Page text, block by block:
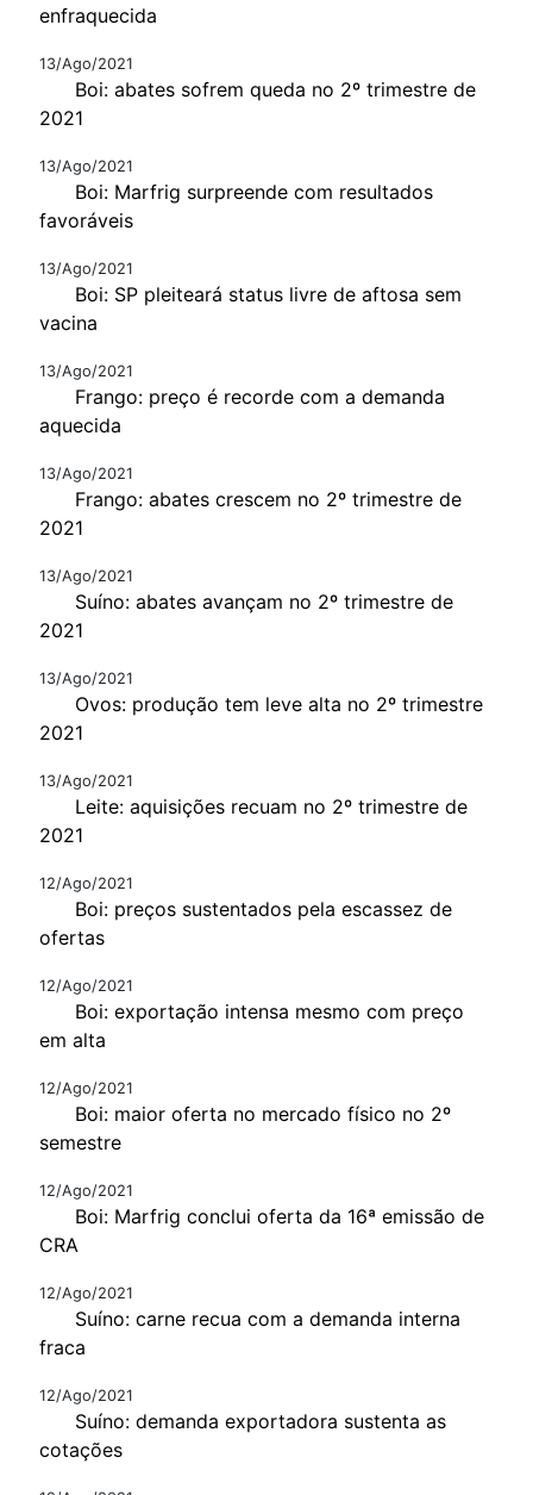
enfraquecida
13/Ago/2021
Boi: abates sofrem queda no 2º trimestre de
2021
13/Ago/2021
Boi: Marfrig surpreende com resultados
favoráveis
13/Ago/2021
Boi: SP pleiteará status livre de aftosa sem
vacina
13/Ago/2021
Frango: preço é recorde com a demanda
aquecida
13/Ago/2021
Frango: abates crescem no 2º trimestre de
2021
13/Ago/2021
Suíno: abates avançam no 2º trimestre de
2021
13/Ago/2021
Ovos: produção tem leve alta no 2º trimestre
2021
13/Ago/2021
Leite: aquisições recuam no 2º trimestre de
2021
12/Ago/2021
Boi: preços sustentados pela escassez de
ofertas
12/Ago/2021
Boi: exportação intensa mesmo com preço
em alta
12/Ago/2021
Boi: maior oferta no mercado físico no 2º
semestre
12/Ago/2021
Boi: Marfrig conclui oferta da 16ª emissão de
CRA
12/Ago/2021
Suíno: carne recua com a demanda interna
fraca
12/Ago/2021
Suíno: demanda exportadora sustenta as
cotações